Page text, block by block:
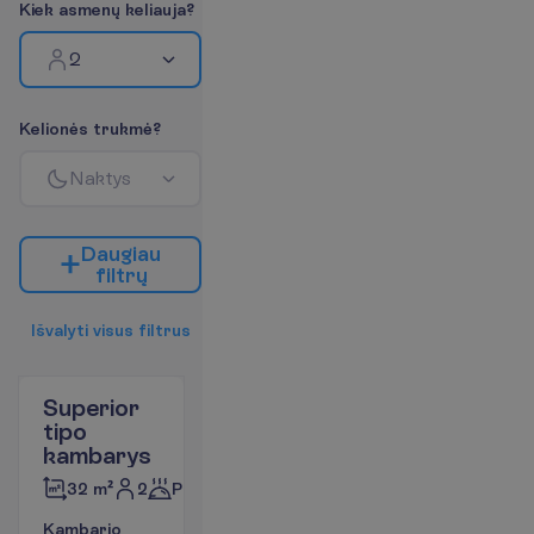
Kiek asmenų keliauja?
2
Kelionės trukmė?
Naktys
Daugiau
filtrų
Išvalyti visus filtrus
Superior
tipo
kambarys
32 m² 2 Pusryčiai
Kambario